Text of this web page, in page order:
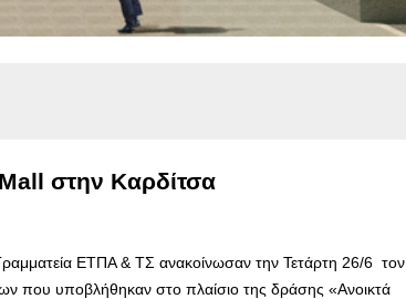
στην Καρδίτσα
ΕΤΠΑ & ΤΣ ανακοίνωσαν την Τετάρτη 26/6 τον
που υποβλήθηκαν στο πλαίσιο της δράσης «Ανοικτά